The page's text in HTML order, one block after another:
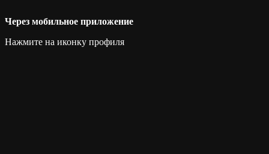
Через мобильное приложение
Нажмите на иконку профиля